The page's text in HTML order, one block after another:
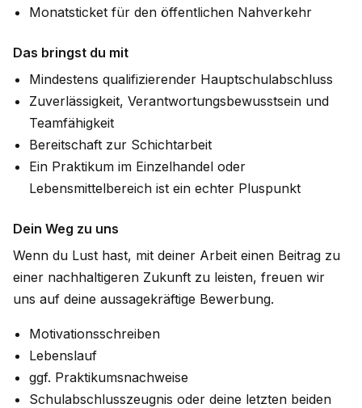
Monatsticket für den öffentlichen Nahverkehr
Das bringst du mit
Mindestens qualifizierender Hauptschulabschluss
Zuverlässigkeit, Verantwortungsbewusstsein und
Teamfähigkeit
Bereitschaft zur Schichtarbeit
Ein Praktikum im Einzelhandel oder
Lebensmittelbereich ist ein echter Pluspunkt
Dein Weg zu uns
Wenn du Lust hast, mit deiner Arbeit einen Beitrag zu
einer nachhaltigeren Zukunft zu leisten, freuen wir
uns auf deine aussagekräftige Bewerbung.
Motivationsschreiben
Lebenslauf
ggf. Praktikumsnachweise
Schulabschlusszeugnis oder deine letzten beiden